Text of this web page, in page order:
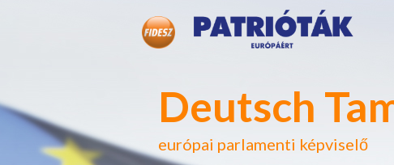
Deutsch
európai parlamenti képviselő